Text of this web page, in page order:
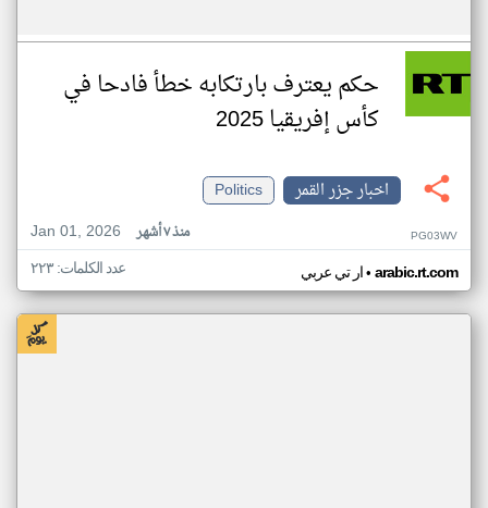
حكم يعترف بارتكابه خطأ فادحا في
كأس إفريقيا 2025
اخبار جزر القمر
Politics
Jan 01, 2026
منذ ٧ أشهر PG03WV
ار تي عربي• arabic.rt.com عدد الكلمات: ٢٢٣